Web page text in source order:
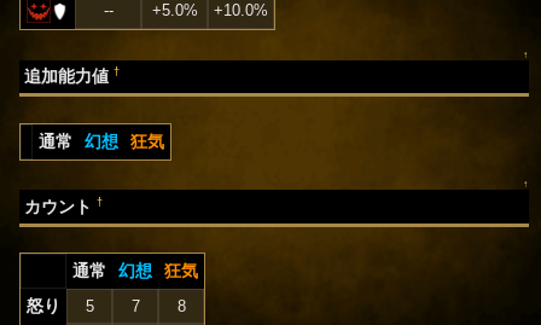
-- +5.0% +10.0%
↑
追加能力値†
通常 幻想 狂気
↑
カウント†
通常 幻想
狂気
怒り
5 7 8